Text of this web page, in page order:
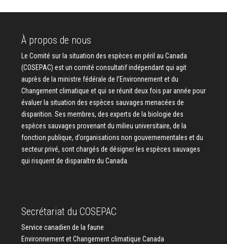
À propos de nous
Le Comité sur la situation des espèces en péril au Canada
(COSEPAC) est un comité consultatif indépendant qui agit
auprès de la ministre fédérale de l’Environnement et du
Changement climatique et qui se réunit deux fois par année pour
évaluer la situation des espèces sauvages menacées de
disparition. Ses membres, des experts de la biologie des
espèces sauvages provenant du milieu universitaire, de la
fonction publique, d’organisations non gouvernementales et du
secteur privé, sont chargés de désigner les espèces sauvages
qui risquent de disparaître du Canada.
Secrétariat du COSEPAC
Service canadien de la faune
Environnement et Changement climatique Canada